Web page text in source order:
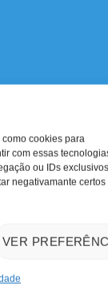
cookies para
com essas
ou IDs exclusivos
negativamante certos
VER